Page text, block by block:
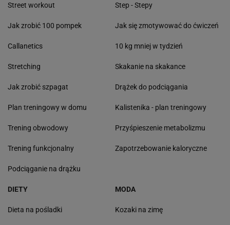
Street workout
Jak zrobić 100 pompek
Callanetics
Stretching
Jak zrobić szpagat
Plan treningowy w domu
Trening obwodowy
Trening funkcjonalny
Podciąganie na drążku
Step - Stepy
Jak się zmotywować do ćwiczeń
10 kg mniej w tydzień
Skakanie na skakance
Drążek do podciągania
Kalistenika - plan treningowy
Przyśpieszenie metabolizmu
Zapotrzebowanie kaloryczne
DIETY
Dieta na pośladki
MODA
Kozaki na zimę